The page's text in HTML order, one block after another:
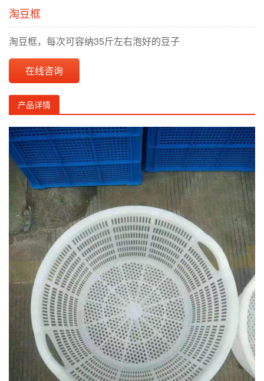
淘豆框
淘豆框，每次可容纳35斤左右泡好的豆子
在线咨询
产品详情